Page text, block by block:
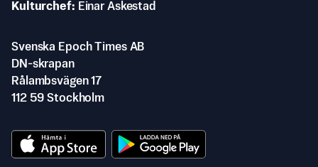
Kulturchef
Einar Askestad
Svenska Epoch Times AB
DN-skrapan
Rålambsvägen 17
112 59 Stockholm